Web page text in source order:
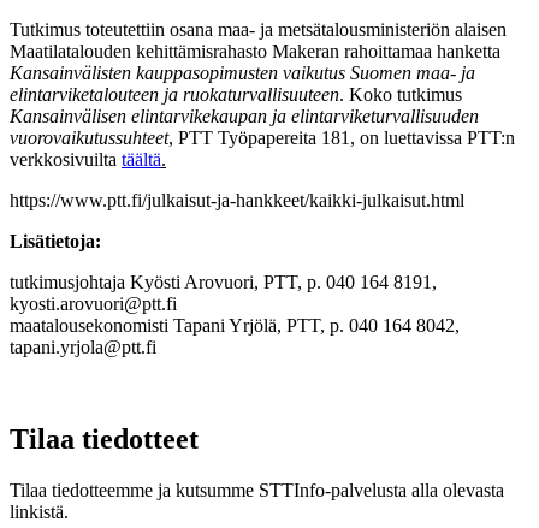
Tutkimus toteutettiin osana maa- ja metsätalousministeriön alaisen
Maatilatalouden kehittämisrahasto Makeran rahoittamaa hanketta
Kansainvälisten kauppasopimusten vaikutus Suomen maa- ja
elintarviketalouteen ja ruokaturvallisuuteen. Koko tutkimus
Kansainvälisen elintarvikekaupan ja elintarviketurvallisuuden
vuorovaikutussuhteet, PTT Työpapereita 181, on luettavissa PTT:n
verkkosivuilta täältä.
https://www.ptt.fi/julkaisut-ja-hankkeet/kaikki-julkaisut.html
Lisätietoja:
tutkimusjohtaja Kyösti Arovuori, PTT, p. 040 164 8191,
kyosti.arovuori@ptt.fi
maatalousekonomisti Tapani Yrjölä, PTT, p. 040 164 8042,
tapani.yrjola@ptt.fi
Tilaa tiedotteet
Tilaa tiedotteemme ja kutsumme STTInfo-palvelusta alla olevasta
linkistä.